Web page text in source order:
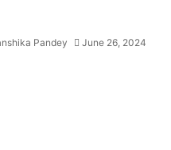
Pandey June 26, 2024